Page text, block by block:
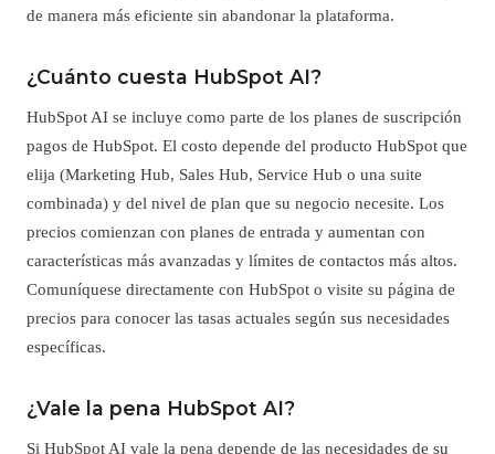
de manera más eficiente sin abandonar la plataforma.
¿Cuánto cuesta HubSpot AI?
HubSpot AI se incluye como parte de los planes de suscripción
pagos de HubSpot. El costo depende del producto HubSpot que
elija (Marketing Hub, Sales Hub, Service Hub o una suite
combinada) y del nivel de plan que su negocio necesite. Los
precios comienzan con planes de entrada y aumentan con
características más avanzadas y límites de contactos más altos.
Comuníquese directamente con HubSpot o visite su página de
precios para conocer las tasas actuales según sus necesidades
específicas.
¿Vale la pena HubSpot AI?
Si HubSpot AI vale la pena depende de las necesidades de su